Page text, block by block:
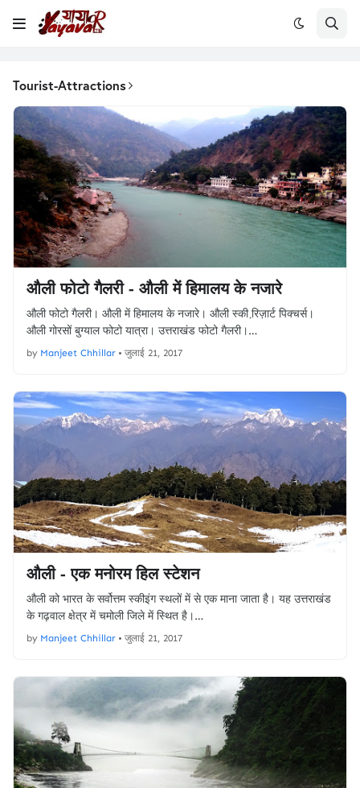
Tourist-Attractions
औली फोटो गैलरी - औली में हिमालय के नजारे
औली फोटो गैलरी। औली में हिमालय के नजारे। औली स्की रि़ज़ार्ट पिक्चर्स।
औली गोरसों बुग्याल फोटो यात्रा। उत्तराखंड फोटो गैलरी।…
by Manjeet Chhillar • जुलाई 21, 2017
औली - एक मनोरम हिल स्टेशन
औली को भारत के सर्वोत्तम स्कीइंग स्थलों में से एक माना जाता है। यह उत्तराखंड
के गढ़वाल क्षेत्र में चमोली जिले में स्थित है।…
by Manjeet Chhillar • जुलाई 21, 2017